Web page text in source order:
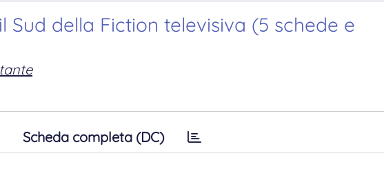
Sud della Fiction televisiva (5 schede e
Scheda completa (DC)